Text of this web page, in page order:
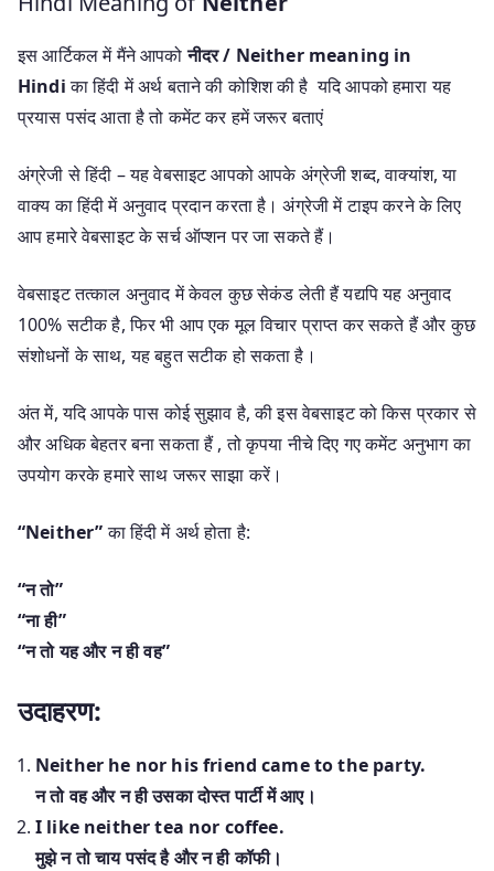
इस आर्टिकल में मैंने आपकोनीदर / Neither meaning in
Hindiका हिंदी में अर्थ बताने की कोशिश की है यदि आपको हमारा यह
प्रयास पसंद आता है तो कमेंट कर हमें जरूर बताएं
अंग्रेजी से हिंदी – यह वेबसाइट आपको आपके अंग्रेजी शब्द, वाक्यांश, या
वाक्य का हिंदी में अनुवाद प्रदान करता है। अंग्रेजी में टाइप करने के लिए
आप हमारे वेबसाइट के सर्च ऑप्शन पर जा सकते हैं।
वेबसाइट तत्काल अनुवाद में केवल कुछ सेकंड लेती हैं यद्यपि यह अनुवाद
100% सटीक है, फिर भी आप एक मूल विचार प्राप्त कर सकते हैं और कुछ
संशोधनों के साथ, यह बहुत सटीक हो सकता है।
अंत में, यदि आपके पास कोई सुझाव है, की इस वेबसाइट को किस प्रकार से
और अधिक बेहतर बना सकता हैं , तो कृपया नीचे दिए गए कमेंट अनुभाग का
उपयोग करके हमारे साथ जरूर साझा करें।
“Neither”का हिंदी में अर्थ होता है:
“न तो”
“ना ही”
“न तो यह और न ही वह”
उदाहरण:
Neither he nor his friend came to the party.
न तो वह और न ही उसका दोस्त पार्टी में आए।
I like neither tea nor coffee.
मुझे न तो चाय पसंद है और न ही कॉफी।